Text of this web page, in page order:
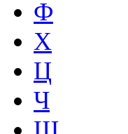
Ф
Х
Ц
Ч